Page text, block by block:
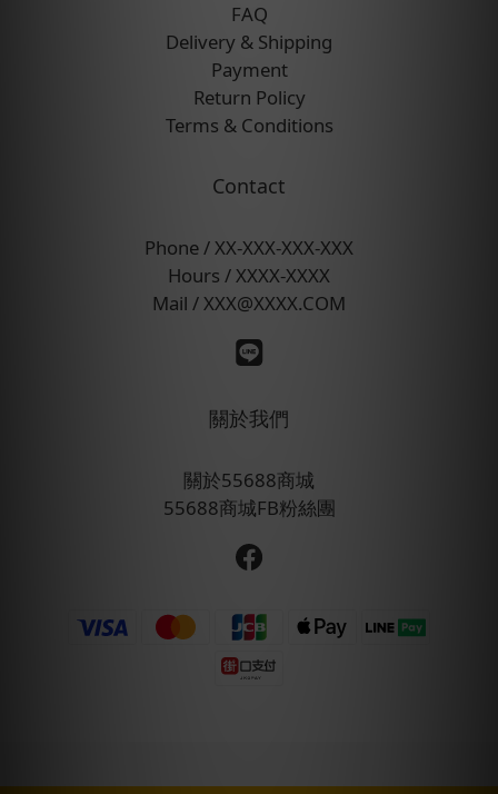
FAQ
Delivery & Shipping
Payment
Return Policy
Terms & Conditions
Contact
Phone / XX-XXX-XXX-XXX
Hours / XXXX-XXXX
Mail / XXX@XXXX.COM
關於我們
關於55688商城
55688商城FB粉絲團